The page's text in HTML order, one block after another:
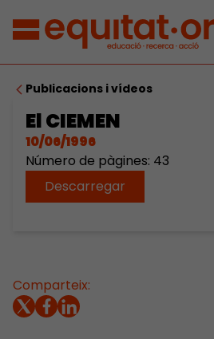
Publicacions i vídeos
El CIEMEN
10/06/1996
Número de pàgines: 43
Descarregar
Comparteix: